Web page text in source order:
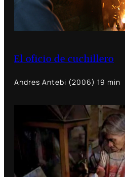
El oficio de cuchillero
Andres Antebi (2006) 19 min